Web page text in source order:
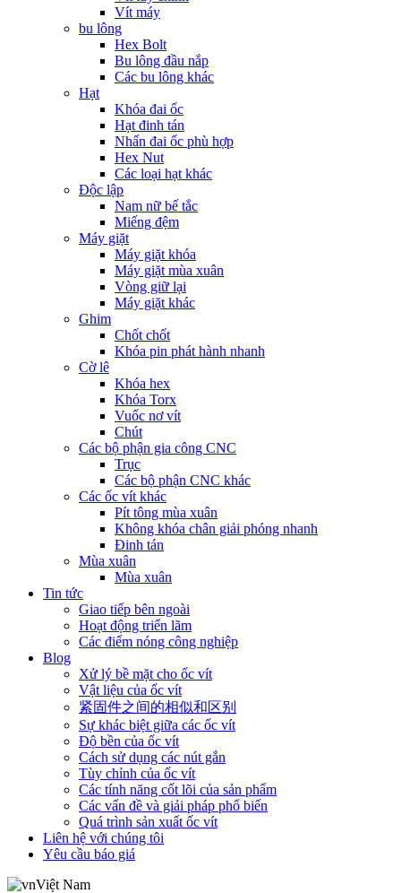
Vít máy
bu lông
Hex Bolt
Bu lông đầu nắp
Các bu lông khác
Hạt
Khóa đai ốc
Hạt đinh tán
Nhấn đai ốc phù hợp
Hex Nut
Các loại hạt khác
Độc lập
Nam nữ bế tắc
Miếng đệm
Máy giặt
Máy giặt khóa
Máy giặt mùa xuân
Vòng giữ lại
Máy giặt khác
Ghim
Chốt chốt
Khóa pin phát hành nhanh
Cờ lê
Khóa hex
Khóa Torx
Vuốc nơ vít
Chút
Các bộ phận gia công CNC
Trục
Các bộ phận CNC khác
Các ốc vít khác
Pít tông mùa xuân
Không khóa chân giải phóng nhanh
Đinh tán
Mùa xuân
Mùa xuân
Tin tức
Giao tiếp bên ngoài
Hoạt động triển lãm
Các điểm nóng công nghiệp
Blog
Xử lý bề mặt cho ốc vít
Vật liệu của ốc vít
紧固件之间的相似和区别
Sự khác biệt giữa các ốc vít
Độ bền của ốc vít
Cách sử dụng các nút gắn
Tùy chỉnh của ốc vít
Các tính năng cốt lõi của sản phẩm
Các vấn đề và giải pháp phổ biến
Quá trình sản xuất ốc vít
Liên hệ với chúng tôi
Yêu cầu báo giá
Việt Nam